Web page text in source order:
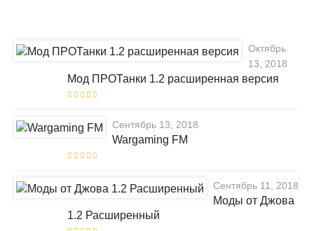
Октябрь
13, 2018
Мод ПРОТанки 1.2 расширенная версия
Сентябрь 13, 2018
Wargaming FM
Сентябрь 11, 2018
Моды от Джова
1.2 Расширенный